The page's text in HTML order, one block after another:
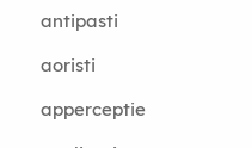
antipasti
aoristi
apperceptie